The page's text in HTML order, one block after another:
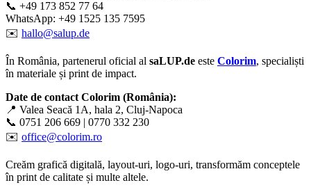
📞 +49 173 852 77 64
WhatsApp: +49 1525 135 7595
✉️ hallo@salup.de
În România, partenerul oficial al saLUP.de este Colorim, specialiști
în materiale și print de impact.
Date de contact Colorim (România):
📍 Valea Seacă 1A, hala 2, Cluj-Napoca
📞 0751 206 669 | 0770 332 230
✉️ office@colorim.ro
Creăm grafică digitală, layout-uri, logo-uri, transformăm conceptele
în print de calitate și multe altele.